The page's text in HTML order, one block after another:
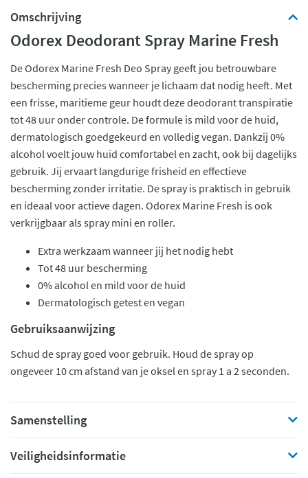
Omschrijving
Odorex Deodorant Spray Marine Fresh
De Odorex Marine Fresh Deo Spray geeft jou betrouwbare
bescherming precies wanneer je lichaam dat nodig heeft. Met
een frisse, maritieme geur houdt deze deodorant transpiratie
tot 48 uur onder controle. De formule is mild voor de huid,
dermatologisch goedgekeurd en volledig vegan. Dankzij 0%
alcohol voelt jouw huid comfortabel en zacht, ook bij dagelijks
gebruik. Jij ervaart langdurige frisheid en effectieve
bescherming zonder irritatie. De spray is praktisch in gebruik
en ideaal voor actieve dagen. Odorex Marine Fresh is ook
verkrijgbaar als spray mini en roller.
Extra werkzaam wanneer jij het nodig hebt
Tot 48 uur bescherming
0% alcohol en mild voor de huid
Dermatologisch getest en vegan
Gebruiksaanwijzing
Schud de spray goed voor gebruik. Houd de spray op
ongeveer 10 cm afstand van je oksel en spray 1 a 2 seconden.
Samenstelling
Veiligheidsinformatie